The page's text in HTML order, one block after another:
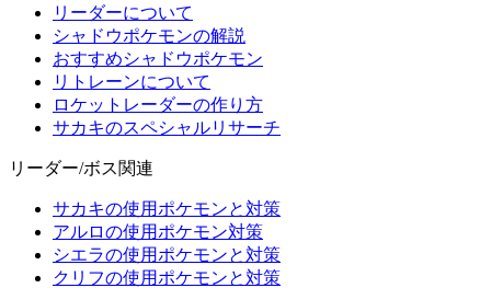
リーダーについて
シャドウポケモンの解説
おすすめシャドウポケモン
リトレーンについて
ロケットレーダーの作り方
サカキのスペシャルリサーチ
リーダー/ボス関連
サカキの使用ポケモンと対策
アルロの使用ポケモン対策
シエラの使用ポケモンと対策
クリフの使用ポケモンと対策